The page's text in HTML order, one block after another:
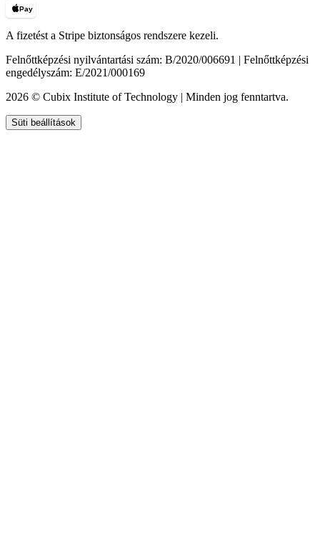
Pay
A fizetést a Stripe biztonságos rendszere kezeli.
Felnőttképzési nyilvántartási szám: B/2020/006691 | Felnőttképzési
engedélyszám: E/2021/000169
2026 © Cubix Institute of Technology | Minden jog fenntartva.
Süti beállítások